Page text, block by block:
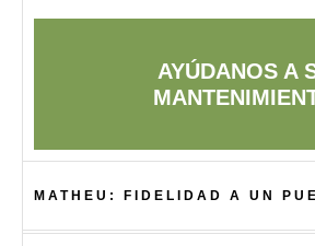
AYÚDANOS A
MATHEU: FIDELIDAD A UN